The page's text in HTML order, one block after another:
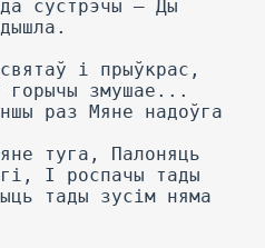
сустрэчы — Ды
і прыўкрас,
горычы змушае...
раз Мяне надоўга
туга, Палоняць
I роспачы тады
тады зусім няма